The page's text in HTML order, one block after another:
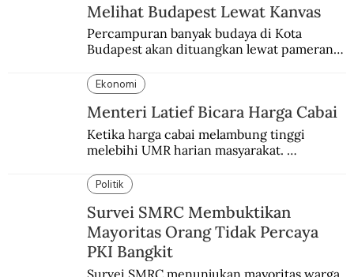
Melihat Budapest Lewat Kanvas
Percampuran banyak budaya di Kota
Budapest akan dituangkan lewat pameran
Ekonomi
Menteri Latief Bicara Harga Cabai
Ketika harga cabai melambung tinggi
melebihi UMR harian masyarakat.
Politik
Survei SMRC Membuktikan
Mayoritas Orang Tidak Percaya
PKI Bangkit